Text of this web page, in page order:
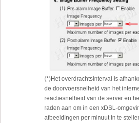
(*)Het overdrachtsinterval is
de doorvoersnelheid van het
reactiesnelheid van de server en
raden aan om in een xDSL-
afbeeldingen per minuut in te